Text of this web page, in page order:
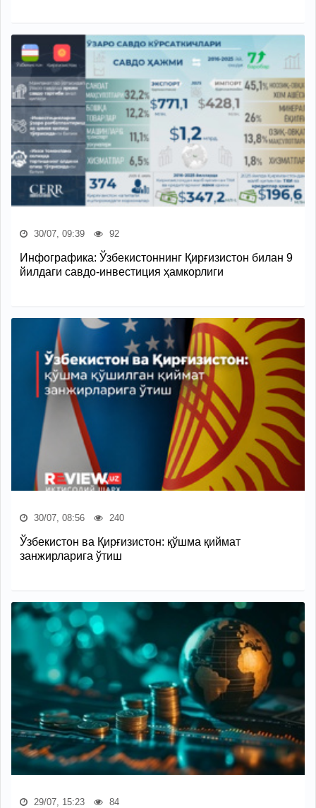
30/07, 09:39 92
Инфографика: Ўзбекистоннинг Қирғизистон билан 9
йилдаги савдо-инвестиция ҳамкорлиги
30/07, 08:56 240
Ўзбекистон ва Қирғизистон: қўшма қиймат
занжирларига ўтиш
29/07, 15:23 84